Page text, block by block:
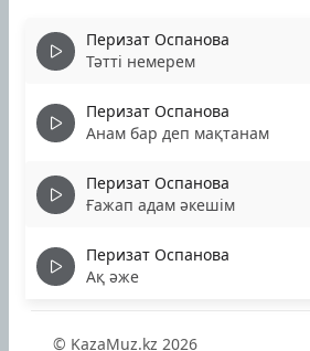
Перизат Оспанова
Тәтті немерем
Перизат Оспанова
Анам бар деп мақтанам
Перизат Оспанова
Ғажап адам әкешім
Перизат Оспанова
Ақ әже
© KazaMuz.kz 2026